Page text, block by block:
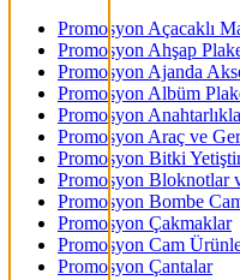
Promosyon Açacaklı
Promosyon Ahşap
Promosyon Ajanda
Promosyon Albüm
Promosyon
Promosyon Araç ve
Promosyon Bitki
Promosyon Bloknotlar
Promosyon Bombe
Promosyon Çakmaklar
Promosyon Cam
Promosyon Çantalar